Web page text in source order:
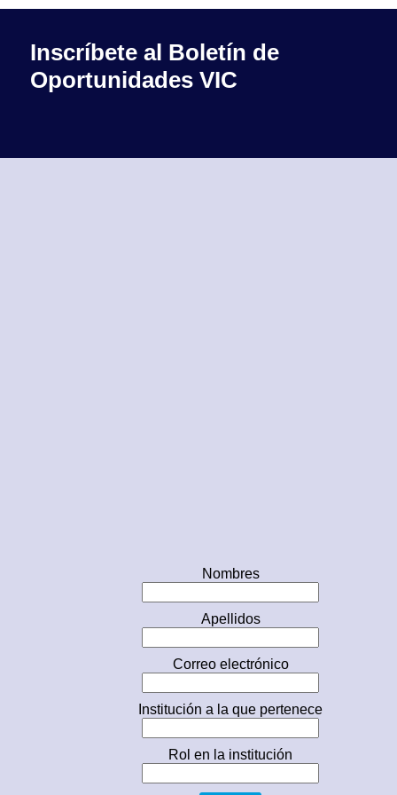
Inscríbete al Boletín de
Oportunidades VIC
Nombres
Apellidos
Correo electrónico
Institución a la que pertenece
Rol en la institución